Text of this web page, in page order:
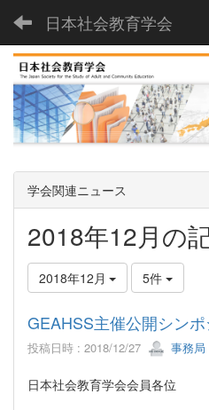
日本社会教育学会
学会関連ニュース
2018年12月の
2018年12月 5件
GEAHSS主催公開シン
投稿日時 : 2018/12/27 事務局
日本社会教育学会会員各位